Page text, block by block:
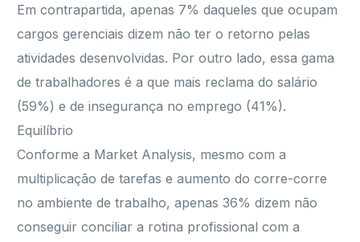
Em contrapartida, apenas 7% daqueles que ocupam
cargos gerenciais dizem não ter o retorno pelas
atividades desenvolvidas. Por outro lado, essa gama
de trabalhadores é a que mais reclama do salário
(59%) e de insegurança no emprego (41%).
Equilíbrio
Conforme a Market Analysis, mesmo com a
multiplicação de tarefas e aumento do corre-corre
no ambiente de trabalho, apenas 36% dizem não
conseguir conciliar a rotina profissional com a